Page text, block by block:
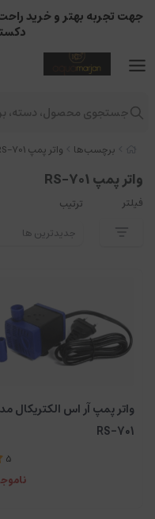
برچسب‌ها واتر پمپ RS-701
واتر پمپ RS-701
فیلتر ترتیب
واتر پمپ آر اس الکتریکال
RS-701
5
جهت تجربه بهتر و خرید
جستجوی محصول، دسته،